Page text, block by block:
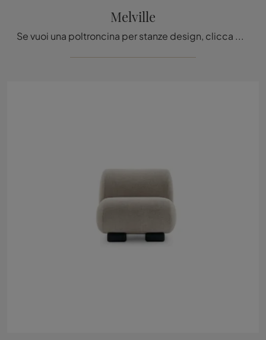
Melville
Se vuoi una poltroncina per stanze design, clicca e leggi di più sul modello Melville in tessuto della marca Ditre Italia.